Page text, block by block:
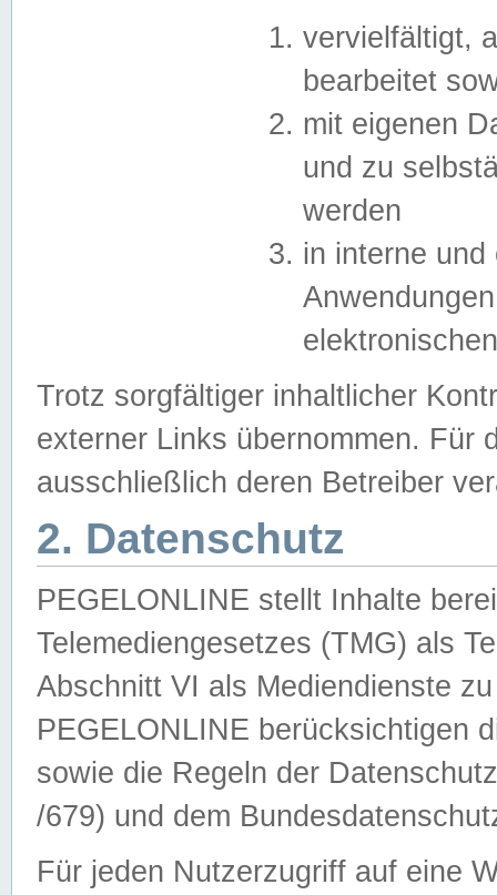
vervielfältigt,
bearbeitet
mit eigenen
und zu
werden
in interne
Trotz sorgfältiger inhaltlicher
externer Links übernommen. Für
ausschließlich deren Betreiber
2. Datenschutz
PEGELONLINE stellt Inhalte
Telemediengesetzes (TMG) als
Abschnitt VI als Mediendienste
PEGELONLINE berücksichtigen
sowie die Regeln der
/679) und dem
Für jeden Nutzerzugriff auf eine